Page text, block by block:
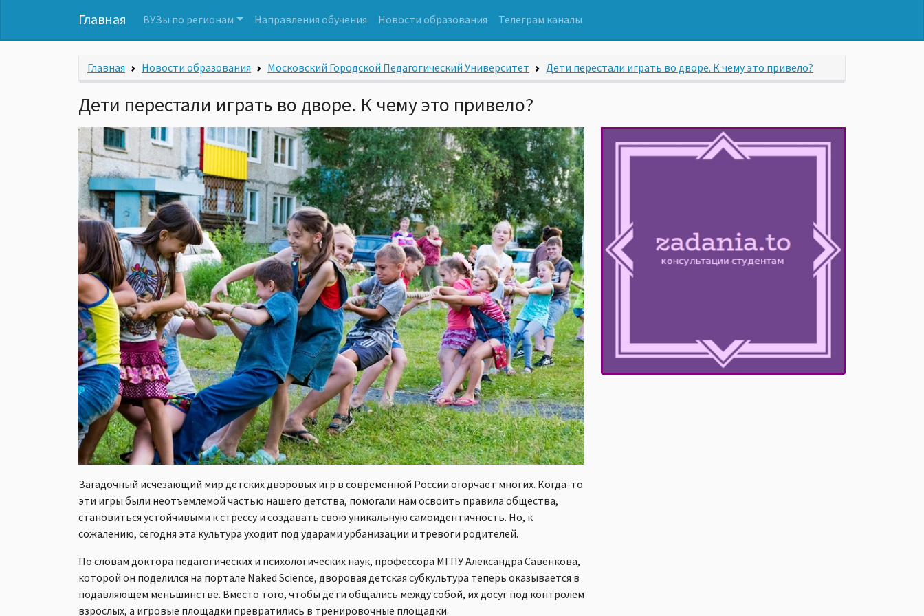
Главная ВУЗы по регионам Направления обучения Новости образования Телеграм каналы
Главная Новости образования Московский Городской Педагогический Университет Дети перестали играть во дворе. К чему это привело?
Дети перестали играть во дворе. К чему это привело?
Загадочный исчезающий мир детских дворовых игр в современной России огорчает многих. Когда-то
эти игры были неотъемлемой частью нашего детства, помогали нам освоить правила общества,
становиться устойчивыми к стрессу и создавать свою уникальную самоидентичность. Но, к
сожалению, сегодня эта культура уходит под ударами урбанизации и тревоги родителей.
По словам доктора педагогических и психологических наук, профессора МГПУ Александра Савенкова,
которой он поделился на портале Naked Science, дворовая детская субкультура теперь оказывается в
подавляющем меньшинстве. Вместо того, чтобы дети общались между собой, их досуг под контролем
взрослых, а игровые площадки превратились в тренировочные площадки.